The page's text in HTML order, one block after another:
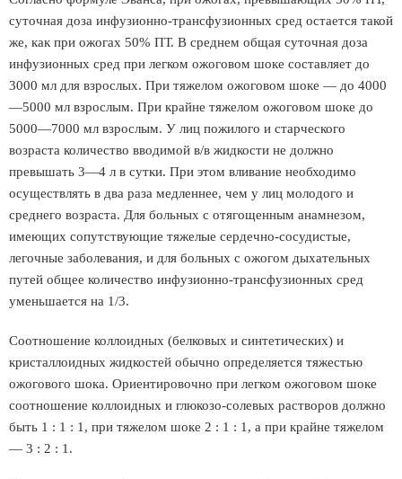
суточная доза инфузионно-трансфузионных сред остается такой
же, как при ожогах 50% ПТ. В среднем общая суточная доза
инфузионных сред при легком ожоговом шоке составляет до
3000 мл для взрослых. При тяжелом ожоговом шоке — до 4000
—5000 мл взрослым. При крайне тяжелом ожоговом шоке до
5000—7000 мл взрослым. У лиц пожилого и старческого
возраста количество вводимой в/в жидкости не должно
превышать 3—4 л в сутки. При этом вливание необходимо
осуществлять в два раза медленнее, чем у лиц молодого и
среднего возраста. Для больных с отягощенным анамнезом,
имеющих сопутствующие тяжелые сердечно-сосудистые,
легочные заболевания, и для больных с ожогом дыхательных
путей общее количество инфузионно-трансфузионных сред
уменьшается на 1/3.
Соотношение коллоидных (белковых и синтетических) и
кристаллоидных жидкостей обычно определяется тяжестью
ожогового шока. Ориентировочно при легком ожоговом шоке
соотношение коллоидных и глюкозо-солевых растворов должно
быть 1 : 1 : 1, при тяжелом шоке 2 : 1 : 1, а при крайне тяжелом
— 3 : 2 : 1.